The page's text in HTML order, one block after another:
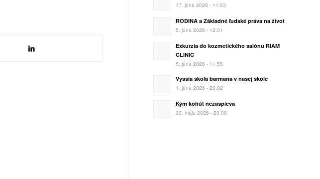
17. júna 2026 - 11:53
RODINA a Základné ľudské práva na život
5. júna 2026 - 12:01
Exkurzia do kozmetického salónu RIAM
CLINIC
5. júna 2026 - 11:55
Vyššia škola barmana v našej škole
1. júna 2026 - 20:02
Kým kohút nezaspieva
30. mája 2026 - 20:08